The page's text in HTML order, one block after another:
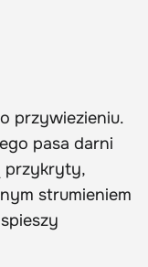
przywiezieniu.
pasa darni
przykryty,
strumieniem